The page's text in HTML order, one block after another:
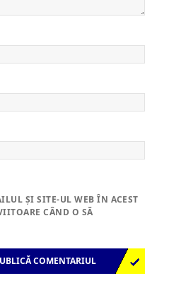
ȘI SITE-UL WEB ÎN ACEST
CÂND O SĂ